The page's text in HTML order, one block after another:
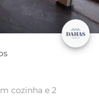
cozinha e 2